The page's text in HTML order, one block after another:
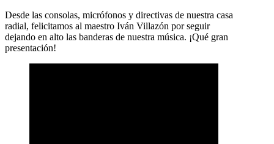
Desde las consolas, micrófonos y directivas de nuestra casa
radial, felicitamos al maestro Iván Villazón por seguir
dejando en alto las banderas de nuestra música. ¡Qué gran
presentación!